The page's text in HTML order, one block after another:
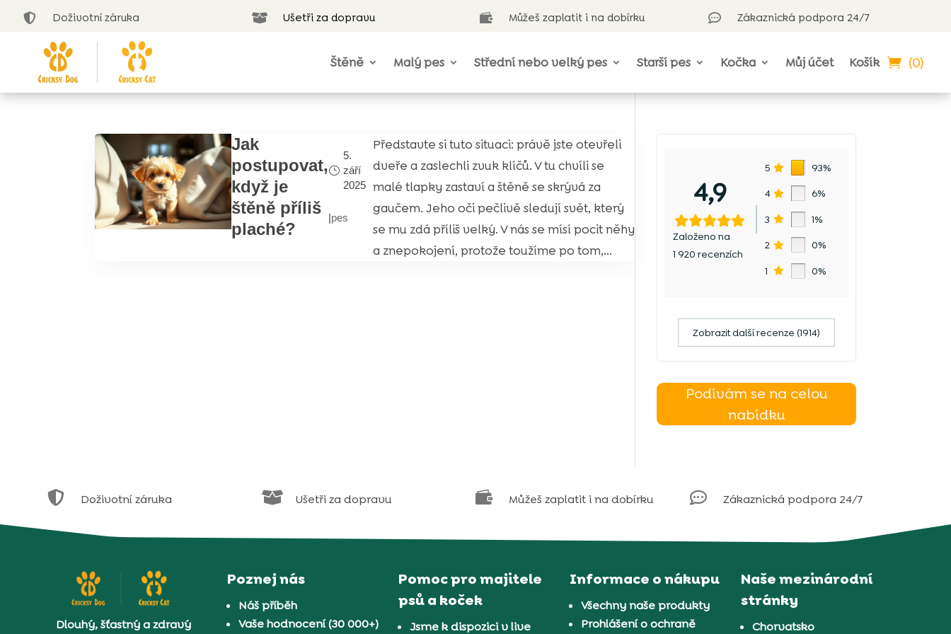
 Doživotní záruka  Ušetři za dopravu  Můžeš zaplatit i na dobírku  Zákaznická podpora 24/7
Štěně Malý pes Střední nebo velký pes Starší pes Kočka Můj účet Košík (0)
Jak
postupovat,
když je
štěně příliš
plaché?
5.
září
2025
|pes
Představte si tuto situaci: právě jste otevřeli
dveře a zaslechli zvuk klíčů. V tu chvíli se
malé tlapky zastaví a štěně se skrývá za
gaučem. Jeho oči pečlivě sledují svět, který
se mu zdá příliš velký. V nás se mísí pocit něhy
a znepokojení, protože toužíme po tom,...
4,9
Založeno na
1 920 recenzích
5 93%
4 6%
3 1%
2 0%
1 0%
Zobrazit další recenze (1914)
Podívám se na celou
nabídku
 Doživotní záruka  Ušetři za dopravu  Můžeš zaplatit i na dobírku  Zákaznická podpora 24/7
Dlouhý, šťastný a zdravý
Poznej nás
Náš příběh
Vaše hodnocení (30 000+)
Pomoc pro majitele
psů a koček
Jsme k dispozici v live
Informace o nákupu
Všechny naše produkty
Prohlášení o ochraně
Naše mezinárodní
stránky
Chorvatsko